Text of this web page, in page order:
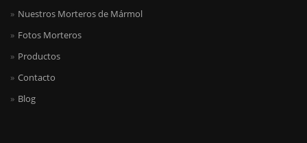
Nuestros Morteros de Mármol
Fotos Morteros
Productos
Contacto
Blog